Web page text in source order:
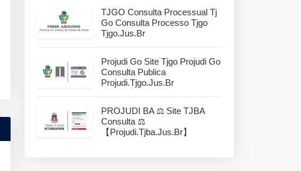
TJGO Consulta Processual Tj
Go Consulta Processo Tjgo
Tjgo.jus.br
Projudi Go Site Tjgo Projudi Go
Consulta Publica
Projudi.tjgo.jus.br
PROJUDI BA ⚖️ Site TJBA
Consulta ⚖️
【projudi.tjba.jus.br】